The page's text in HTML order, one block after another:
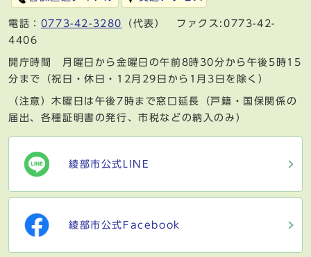
電話： 0773-42-3280
（代表） ファクス:0773-42-
4406
開庁時間 月曜日から金曜日の午前8時30分から午後5時15
分まで（祝日・休日・12月29日から1月3日を除く）
（注意）木曜日は午後7時まで窓口延長（戸籍・国保関係の
届出、各種証明書の発行、市税などの納入のみ）
綾部市公式LINE
綾部市公式Facebook